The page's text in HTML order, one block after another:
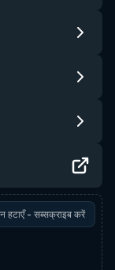
हटाएँ - सब्सक्राइब करें